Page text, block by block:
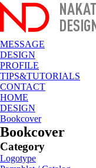
MESSAGE
DESIGN
PROFILE
TIPS&TUTORIALS
CONTACT
HOME
DESIGN
Bookcover
Bookcover
Category
Logotype